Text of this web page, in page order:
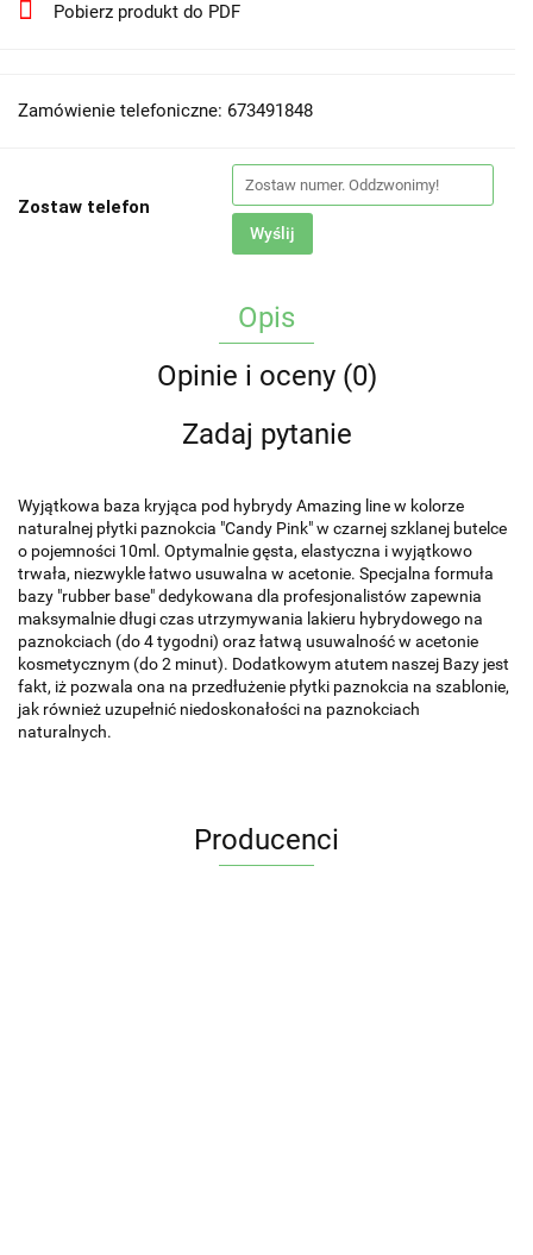
Pobierz produkt do PDF
Zamówienie telefoniczne: 673491848
Zostaw telefon
Wyślij
Opis
Opinie i oceny (0)
Zadaj pytanie
Wyjątkowa baza kryjąca pod hybrydy Amazing line w kolorze
naturalnej płytki paznokcia "Candy Pink" w czarnej szklanej butelce
o pojemności 10ml. Optymalnie gęsta, elastyczna i wyjątkowo
trwała, niezwykle łatwo usuwalna w acetonie. Specjalna formuła
bazy "rubber base" dedykowana dla profesjonalistów zapewnia
maksymalnie długi czas utrzymywania lakieru hybrydowego na
paznokciach (do 4 tygodni) oraz łatwą usuwalność w acetonie
kosmetycznym (do 2 minut). Dodatkowym atutem naszej Bazy jest
fakt, iż pozwala ona na przedłużenie płytki paznokcia na szablonie,
jak również uzupełnić niedoskonałości na paznokciach
naturalnych.
Producenci